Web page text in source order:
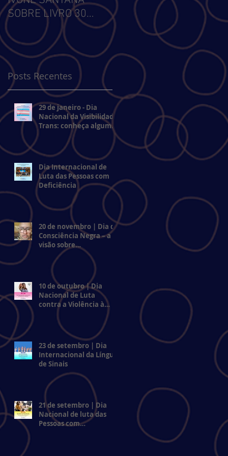
SOBRE LIVRO 30
Acolhimento e
Inclusão
Posts Recentes
29 de janeiro - Dia
Nacional da Visibilidade
Trans: conheça algumas
referências brasileiras
Dia Internacional de
Luta das Pessoas com
Deficiência
20 de novembro | Dia da
Consciência Negra – a
visão sobre
preconceitos sofridos
por uma pessoa negra
psicossocial
10 de outubro | Dia
Nacional de Luta
contra a Violência à
23 de setembro | Dia
Internacional da Língua
de Sinais
21 de setembro | Dia
Nacional de luta das
Pessoas com